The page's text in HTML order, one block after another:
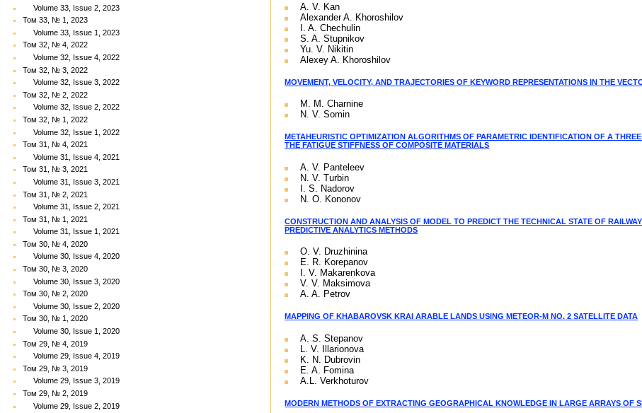
Volume 33, Issue 2, 2023
Том 33, № 1, 2023
Volume 33, Issue 1, 2023
Том 32, № 4, 2022
Volume 32, Issue 4, 2022
Том 32, № 3, 2022
Volume 32, Issue 3, 2022
Том 32, № 2, 2022
Volume 32, Issue 2, 2022
Том 32, № 1, 2022
Volume 32, Issue 1, 2022
Том 31, № 4, 2021
Volume 31, Issue 4, 2021
Том 31, № 3, 2021
Volume 31, Issue 3, 2021
Том 31, № 2, 2021
Volume 31, Issue 2, 2021
Том 31, № 1, 2021
Volume 31, Issue 1, 2021
Том 30, № 4, 2020
Volume 30, Issue 4, 2020
Том 30, № 3, 2020
Volume 30, Issue 3, 2020
Том 30, № 2, 2020
Volume 30, Issue 2, 2020
Том 30, № 1, 2020
Volume 30, Issue 1, 2020
Том 29, № 4, 2019
Volume 29, Issue 4, 2019
Том 29, № 3, 2019
Volume 29, Issue 3, 2019
Том 29, № 2, 2019
Volume 29, Issue 2, 2019
A. V. Kan
Alexander A. Khoroshilov
I. A. Chechulin
S. A. Stupnikov
Yu. V. Nikitin
Alexey A. Khoroshilov
MOVEMENT, VELOCITY, AND TRAJECTORIES OF KEYWORD REPRESENTATIONS IN THE
M. M. Charnine
N. V. Somin
METAHEURISTIC OPTIMIZATION ALGORITHMS OF PARAMETRIC IDENTIFICATION OF A
THE FATIGUE STIFFNESS OF COMPOSITE MATERIALS
A. V. Panteleev
N. V. Turbin
I. S. Nadorov
N. O. Kononov
CONSTRUCTION AND ANALYSIS OF MODEL TO PREDICT THE TECHNICAL STATE OF
PREDICTIVE ANALYTICS METHODS
O. V. Druzhinina
E. R. Korepanov
I. V. Makarenkova
V. V. Maksimova
A. A. Petrov
MAPPING OF KHABAROVSK KRAI ARABLE LANDS USING METEOR-M NO. 2 SATELLITE DATA
A. S. Stepanov
L. V. Illarionova
K. N. Dubrovin
E. A. Fomina
A.L. Verkhoturov
MODERN METHODS OF EXTRACTING GEOGRAPHICAL KNOWLEDGE IN LARGE ARRAYS OF